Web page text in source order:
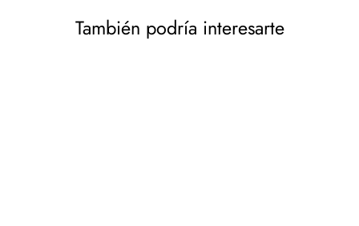
También podría interesarte